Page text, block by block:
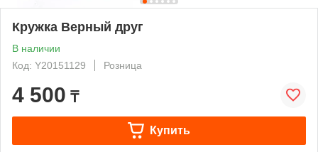
Кружка Верный друг
В наличии
Код: Y20151129
Розница
4 500 ₸
Купить